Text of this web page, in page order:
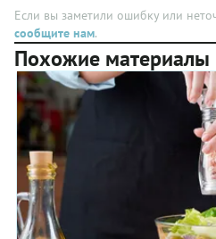
оладьи,
что
может
сыграть
на руку
мамам,
дети
которых
едят
творог
очень
неохотно.
зависимости
состава
ингредиентов
разные
к яйцам в
карри:
Если вы заметили ошибку или
сообщите нам.
Похожие материалы